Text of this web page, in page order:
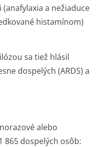
a nežiaduce
histamínom)
sa tiež hlásil
dospelých (ARDS) a
alebo
865 dospelých osôb: